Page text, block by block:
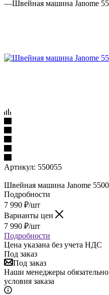
—Швейная машина Janome
Артикул: 550055
Швейная машина Janome 5500
Подробности
7 990 ₽/шт
Варианты цен
7 990 ₽/шт
Подробности
Цена указана без учета НДС
Под заказ
Под заказ
Наши менеджеры
условия заказа